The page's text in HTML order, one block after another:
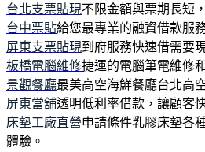
台北支票貼現不限金額與票期長短
台中票貼給您最專業的融資借款服
屏東支票貼現到府服務快速借需要
板橋電腦維修捷運的電腦筆電維修
景觀餐廳最美高空海鮮餐廳台北高
屏東當舖透明低利率借款，讓顧客
床墊工廠直營申請條件乳膠床墊各
體驗。